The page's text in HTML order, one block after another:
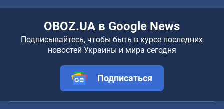
OBOZ.UA в Google News
Подписывайтесь, чтобы быть в курсе последних
новостей Украины и мира сегодня
Подписаться